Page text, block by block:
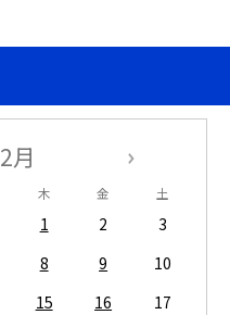
月
木 金 土
1 2
3
8 9
10
15 16
17